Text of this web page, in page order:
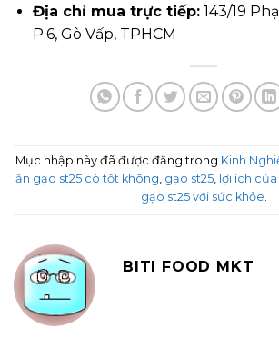
Địa chỉ mua trực tiếp:143/19
P.6, Gò Vấp, TPHCM
Mục nhập này đã được đăng trong Kinh
ăn gạo st25 có tốt không, gạo st25, lợi ích
gạo st25 với sức khỏe.
BITI FOOD MKT